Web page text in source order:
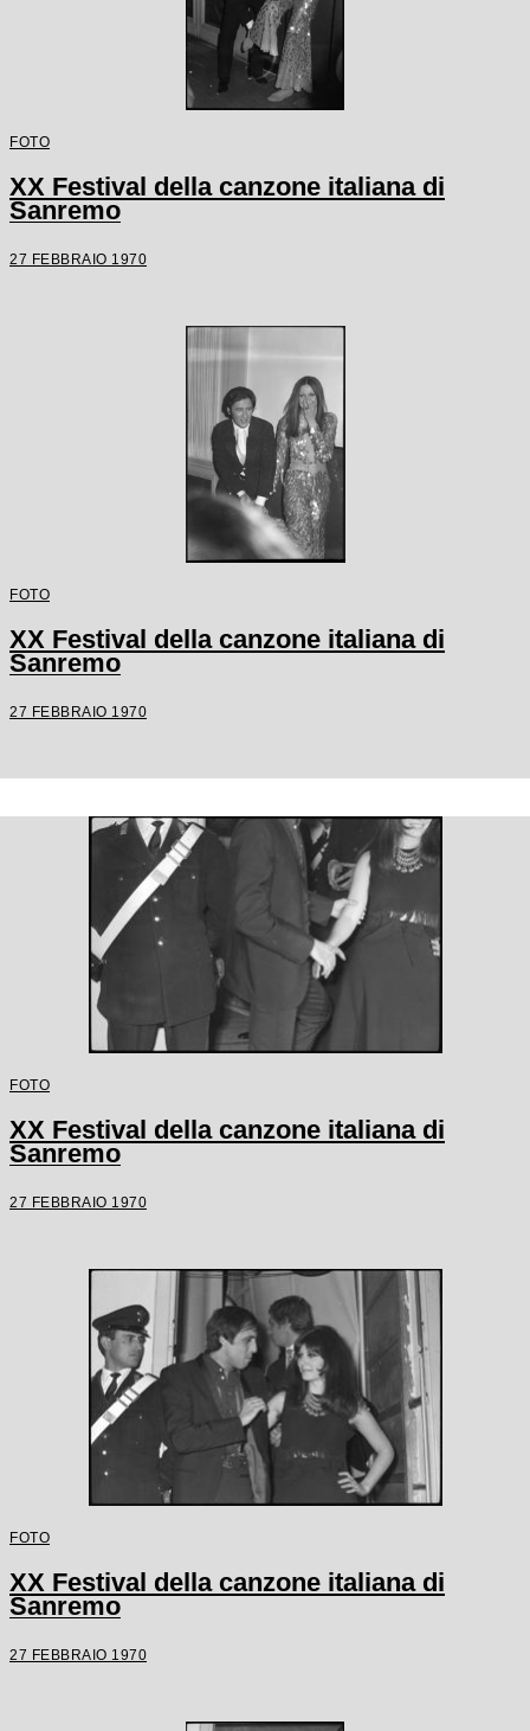
FOTO
XX Festival della canzone italiana di
Sanremo
27 FEBBRAIO 1970
FOTO
XX Festival della canzone italiana di
Sanremo
27 FEBBRAIO 1970
FOTO
XX Festival della canzone italiana di
Sanremo
27 FEBBRAIO 1970
FOTO
XX Festival della canzone italiana di
Sanremo
27 FEBBRAIO 1970